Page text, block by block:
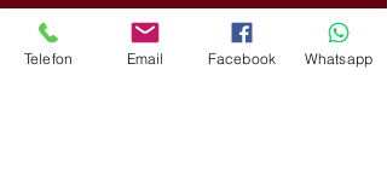
Zahlung & Versand
Telefon Email Facebook Whatsapp